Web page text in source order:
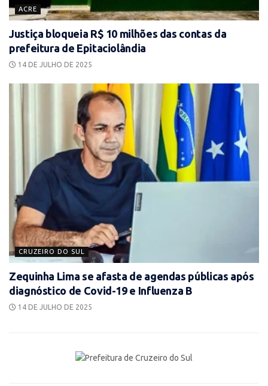
ACRE
Justiça bloqueia R$ 10 milhões das contas da
prefeitura de Epitaciolândia
14 DE JULHO DE 2025
CRUZEIRO DO SUL
Zequinha Lima se afasta de agendas públicas após
diagnóstico de Covid-19 e Influenza B
14 DE JULHO DE 2025